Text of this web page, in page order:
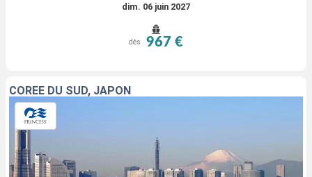
dim. 06 juin 2027
dès 967 €
CORÉE DU SUD, JAPON